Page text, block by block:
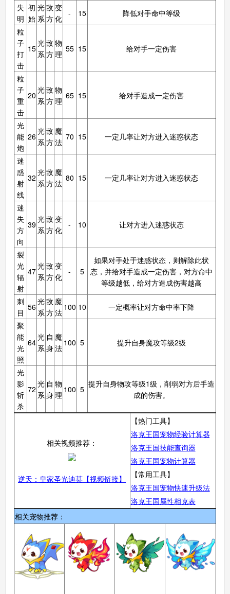
洛克王国手机版 搜 手
失
明
初
始
光
系
敌
方
变
化
- 15
降低对手命中等级
粒
子
打
击
15
光
系
敌
方
物
理
55 15 给对手一定伤害
粒
子
重
击
20
光
系
敌
方
物
理
65 15 给对手造成一定伤害
光
能
炮
26
光
系
敌
方
魔
法
70 15 一定几率让对方进入迷惑状态
迷
惑
射
线
32
光
系
敌
方
魔
法
80 15 一定几率让对方进入迷惑状态
迷
失
方
向
39
光
系
敌
方
变
化
- 10 让对方进入迷惑状态
裂
光
辐
射
47
光
系
敌
方
变
化
- 5
如果对手处于迷惑状态，则解除此状
态，并给对手造成一定伤害，对方命中
等级越低，给对方造成伤害越高
刺
目
56
光
系
敌
方
魔
法
100 10
一定概率让对方命中率下降
聚
能
光
照
64
光
系
自
身
魔
法
100 5 提升自身魔攻等级2级
光
影
斩
杀
72
光
系
自
身
物
理
100 5
提升自身物攻等级1级，削弱对方后手造
成的伤害。
相关视频推荐：
逆天：皇家圣光迪莫 【视频链接】
【热门工具】
洛克王国宠物经验计算器
洛克王国技能查询器
洛克王国宠物计算器
【常用工具】
洛克王国宠物快速升级法
洛克王国属性相克表
相关宠物推荐：